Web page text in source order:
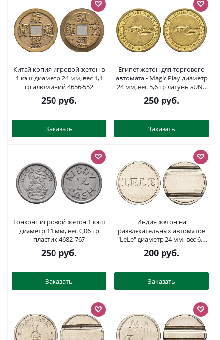
Китай копия игровой жетон в
1 кэш диаметр 24 мм, вес 1,1
гр алюминий 4656-552
250 руб.
Заказать
Египет жетон для торгового
автомата - Magic Play диаметр
24 мм, вес 5,6 гр латунь aUNC
4656-635
250 руб.
Заказать
Гонконг игровой жетон 1 кэш
диаметр 11 мм, вес 0,06 гр
пластик 4682-767
250 руб.
Заказать
Индия жетон на
развлекательных автоматов
"LeLe" диаметр 24 мм, вес 6,2
гр нержавеющая сталь 4670-
517
200 руб.
Заказать